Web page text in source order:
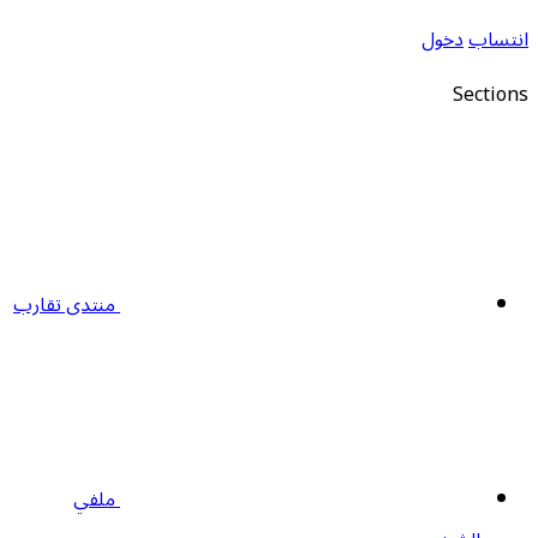
انتسابدخول
Sections
منتدى تقارب
ملفي